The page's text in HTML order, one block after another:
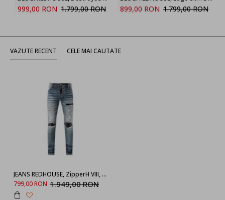
999,00 RON 1.799,00 RON 899,00 RON 1.799,00 RON
VAZUTE RECENT CELE MAI CAUTATE
JEANS REDHOUSE, ZipperH VIII, Light Blue
799,00 RON 1.949,00 RON